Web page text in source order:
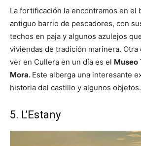
La fortificación la encontramos en el
antiguo barrio de pescadores, con
techos en paja y algunos azulejos
viviendas de tradición marinera. Otra
ver en Cullera en un día es el Museo
Mora. Este alberga una interesante
historia del castillo y algunos objetos.
5. L’Estany